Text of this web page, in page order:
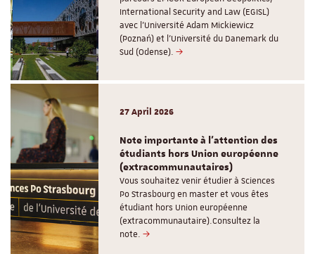
International Security and Law (EGISL)
avec l’Université Adam Mickiewicz
(Poznań) et l’Université du Danemark du
Sud (Odense).
27 April 2026
Note importante à l'attention des
étudiants hors Union européenne
(extracommunautaires)
Vous souhaitez venir étudier à Sciences
Po Strasbourg en master et vous êtes
étudiant hors Union européenne
(extracommunautaire).Consultez la
note.